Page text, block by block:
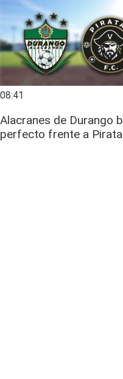
08:41
Alacranes de Durango
perfecto frente a